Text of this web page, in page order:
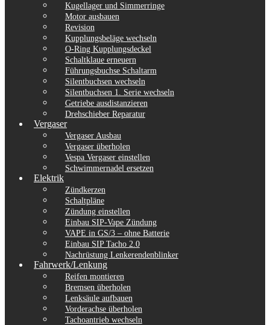
Kugellager und Simmerringe
Motor ausbauen
Revision
Kupplungsbeläge wechseln
O-Ring Kupplungsdeckel
Schaltklaue erneuern
Führungsbuchse Schaltarm
Silentbuchsen wechseln
Silentbuchsen 1. Serie wechseln
Getriebe ausdistanzieren
Drehschieber Reparatur
Vergaser
Vergaser Ausbau
Vergaser überholen
Vespa Vergaser einstellen
Schwimmernadel ersetzen
Elektrik
Zündkerzen
Schaltpläne
Zündung einstellen
Einbau SIP-Vape Zündung
VAPE in GS/3 – ohne Batterie
Einbau SIP Tacho 2.0
Nachrüstung Lenkerendenblinker
Fahrwerk/Lenkung
Reifen montieren
Bremsen überholen
Lenksäule aufbauen
Vorderachse überholen
Tachoantrieb wechseln